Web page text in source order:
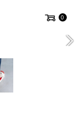
0